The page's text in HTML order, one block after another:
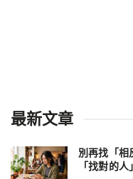
最新文章
別再找「相
「找對的人」